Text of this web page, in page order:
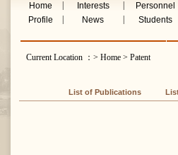
Home Interests
Personnel
Profile
News Students
Current Location ：> Home > Patent
List of Publications